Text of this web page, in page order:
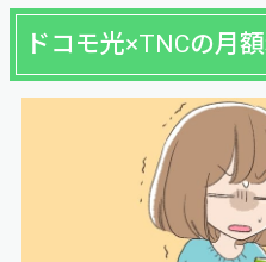
ドコモ光×TNCの月